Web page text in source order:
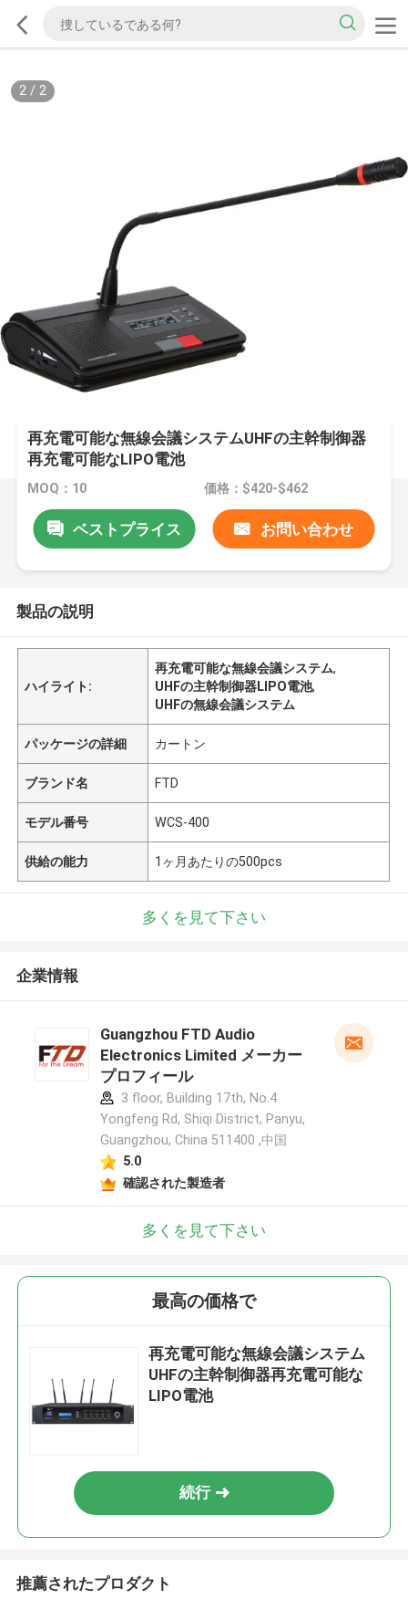
2/ 2
再充電可能な無線会議システムUHFの主幹制御器
再充電可能なLIPO電池
MOQ：10 価格：$420-$462
ベストプライス お問い合わせ
製品の説明
ハイライト:
再充電可能な無線会議システム,
UHFの主幹制御器LIPO電池,
UHFの無線会議システム
パッケージの詳細 カートン
ブランド名 FTD
モデル番号 WCS-400
供給の能力 1ヶ月あたりの500pcs
多くを見て下さい
企業情報
Guangzhou FTD Audio
Electronics Limited メーカー
プロフィール
3 floor, Building 17th, No.4
Yongfeng Rd, Shiqi District, Panyu,
Guangzhou, China 511400 ,中国
5.0
確認された製造者
多くを見て下さい
最高の価格で
再充電可能な無線会議システム
UHFの主幹制御器再充電可能な
LIPO電池
続行
推薦されたプロダクト